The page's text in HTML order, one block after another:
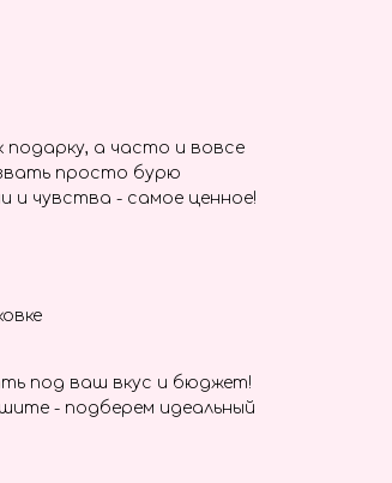
подарку, а часто и вовсе
просто бурю
и чувства - самое ценное!
под ваш вкус и бюджет!
- подберем идеальный